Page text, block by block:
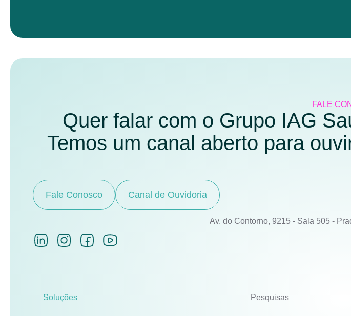
FALE
Quer falar com o Grupo IAG
Temos um canal aberto para
Fale Conosco Canal de Ouvidoria
Av. do Contorno, 9215 - Sala 505 -
Soluções Pesquisas